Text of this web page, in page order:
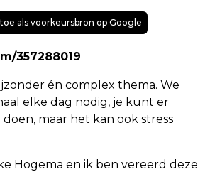
als voorkeursbron op Google
357288019
én complex thema. We
elke dag nodig, je kunt er
maar het kan ook stress
Hogema en ik ben vereerd deze